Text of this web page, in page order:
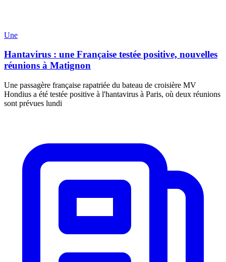
Une
Hantavirus : une Française testée positive, nouvelles
réunions à Matignon
Une passagère française rapatriée du bateau de croisière MV
Hondius a été testée positive à l'hantavirus à Paris, où deux réunions
sont prévues lundi